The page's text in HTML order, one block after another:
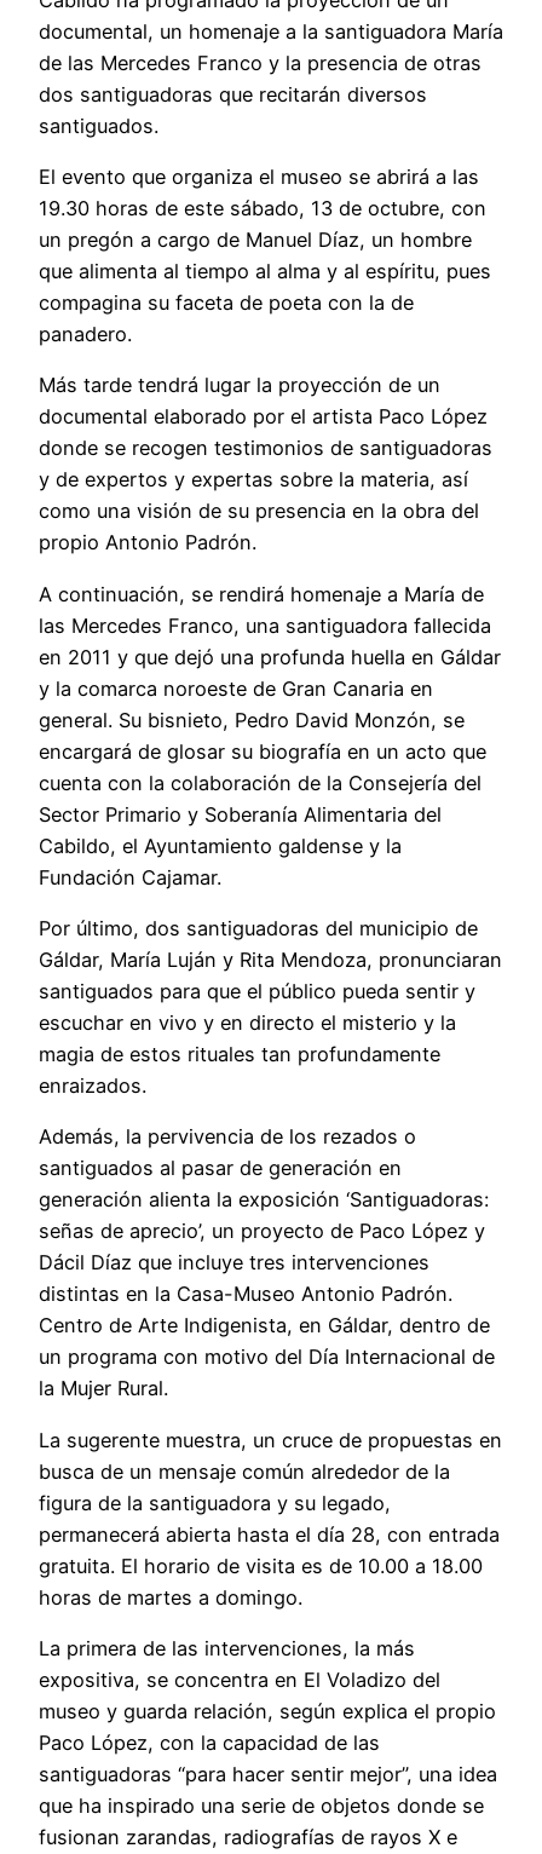
documental, un homenaje a la santiguadora María
de las Mercedes Franco y la presencia de otras
dos santiguadoras que recitarán diversos
santiguados.
El evento que organiza el museo se abrirá a las
19.30 horas de este sábado, 13 de octubre, con
un pregón a cargo de Manuel Díaz, un hombre
que alimenta al tiempo al alma y al espíritu, pues
compagina su faceta de poeta con la de
panadero.
Más tarde tendrá lugar la proyección de un
documental elaborado por el artista Paco López
donde se recogen testimonios de santiguadoras
y de expertos y expertas sobre la materia, así
como una visión de su presencia en la obra del
propio Antonio Padrón.
A continuación, se rendirá homenaje a María de
las Mercedes Franco, una santiguadora fallecida
en 2011 y que dejó una profunda huella en Gáldar
y la comarca noroeste de Gran Canaria en
general. Su bisnieto, Pedro David Monzón, se
encargará de glosar su biografía en un acto que
cuenta con la colaboración de la Consejería del
Sector Primario y Soberanía Alimentaria del
Cabildo, el Ayuntamiento galdense y la
Fundación Cajamar.
Por último, dos santiguadoras del municipio de
Gáldar, María Luján y Rita Mendoza, pronunciaran
santiguados para que el público pueda sentir y
escuchar en vivo y en directo el misterio y la
magia de estos rituales tan profundamente
enraizados.
Además, la pervivencia de los rezados o
santiguados al pasar de generación en
generación alienta la exposición ‘Santiguadoras:
señas de aprecio’, un proyecto de Paco López y
Dácil Díaz que incluye tres intervenciones
distintas en la Casa-Museo Antonio Padrón.
Centro de Arte Indigenista, en Gáldar, dentro de
un programa con motivo del Día Internacional de
la Mujer Rural.
La sugerente muestra, un cruce de propuestas en
busca de un mensaje común alrededor de la
figura de la santiguadora y su legado,
permanecerá abierta hasta el día 28, con entrada
gratuita. El horario de visita es de 10.00 a 18.00
horas de martes a domingo.
La primera de las intervenciones, la más
expositiva, se concentra en El Voladizo del
museo y guarda relación, según explica el propio
Paco López, con la capacidad de las
santiguadoras “para hacer sentir mejor”, una idea
que ha inspirado una serie de objetos donde se
fusionan zarandas, radiografías de rayos X e